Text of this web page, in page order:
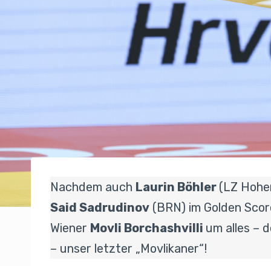
Nachdem auch Laurin Böhler (LZ
Said Sadrudinov (BRN) im Golden
Wiener Movli Borchashvilli um alles –
– unser letzter „Movlikaner“!